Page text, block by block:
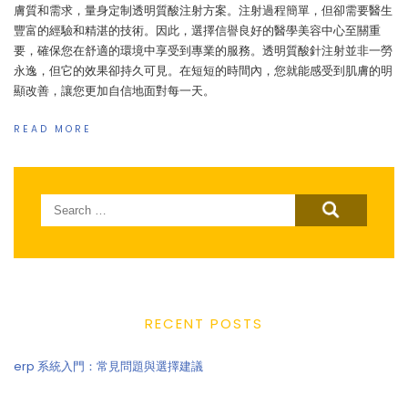
膚質和需求，量身定制透明質酸注射方案。注射過程簡單，但卻需要醫生
豐富的經驗和精湛的技術。因此，選擇信譽良好的醫學美容中心至關重
要，確保您在舒適的環境中享受到專業的服務。透明質酸針注射並非一勞
永逸，但它的效果卻持久可見。在短短的時間內，您就能感受到肌膚的明
顯改善，讓您更加自信地面對每一天。
READ MORE
Search
for:
RECENT POSTS
erp 系統入門：常見問題與選擇建議